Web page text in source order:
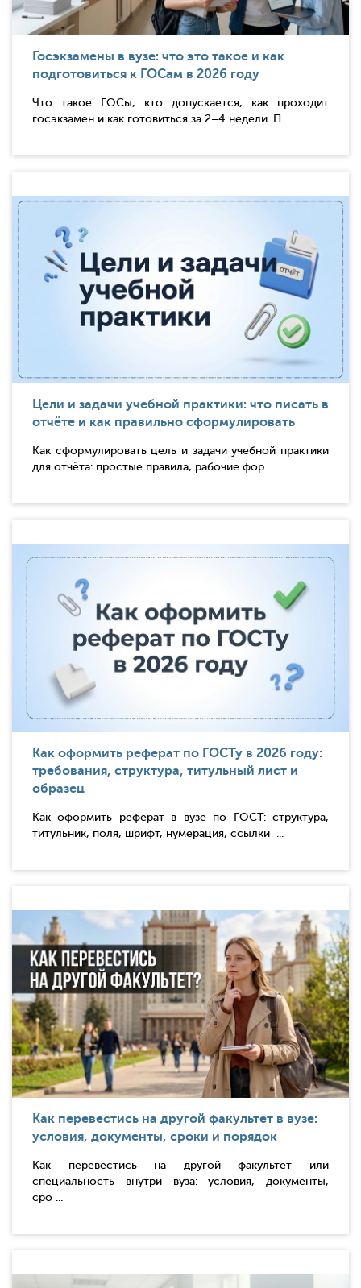
Госэкзамены в вузе: что это такое и как
подготовиться к ГОСам в 2026 году
Что такое ГОСы, кто допускается, как проходит
госэкзамен и как готовиться за 2–4 недели. П ...
Цели и задачи учебной практики: что писать в
отчёте и как правильно сформулировать
Как сформулировать цель и задачи учебной практики
для отчёта: простые правила, рабочие фор ...
Как оформить реферат по ГОСТу в 2026 году:
требования, структура, титульный лист и
образец
Как оформить реферат в вузе по ГОСТ: структура,
титульник, поля, шрифт, нумерация, ссылки ...
Как перевестись на другой факультет в вузе:
условия, документы, сроки и порядок
Как перевестись на другой факультет или
специальность внутри вуза: условия, документы,
сро ...